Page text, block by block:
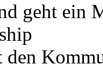
geht ein
den